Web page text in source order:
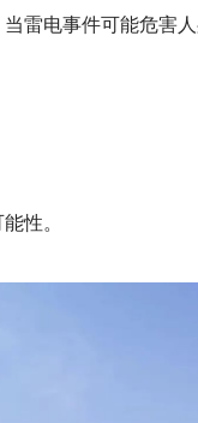
雷电事件可能危害
性。